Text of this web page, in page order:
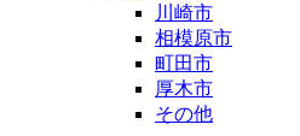
川崎市
相模原市
町田市
厚木市
その他